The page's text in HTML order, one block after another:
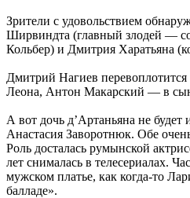
Зрители с удовольствием
Ширвиндта (главный злодей —
Кольбер) и Дмитрия Харатьяна
Дмитрий Нагиев
Леона, Антон Макарский — в
А вот дочь д’Артаньяна не будет
Анастасия Заворотнюк. Обе
Роль досталась румынской
лет снималась в телесериалах.
мужском платье, как когда-то
балладе».